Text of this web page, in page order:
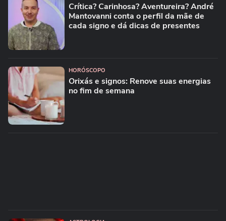
Crítica? Carinhosa? Aventureira? André
Mantovanni conta o perfil da mãe de
cada signo e dá dicas de presentes
HORÓSCOPO
Orixás e signos: Renove suas energias
no fim de semana